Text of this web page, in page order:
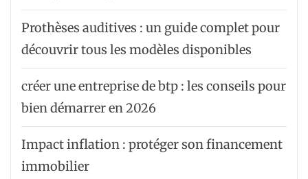
Prothèses auditives : un guide complet pour
découvrir tous les modèles disponibles
créer une entreprise de btp : les conseils pour
bien démarrer en 2026
Impact inflation : protéger son financement
immobilier